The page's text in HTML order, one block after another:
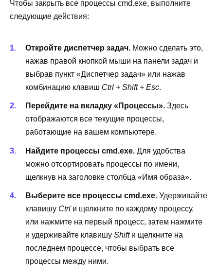
Чтобы закрыть все процессы cmd.exe, выполните
следующие действия:
Откройте диспетчер задач. Можно сделать это,
нажав правой кнопкой мыши на панели задач и
выбрав пункт «Диспетчер задач» или нажав
комбинацию клавиш Ctrl + Shift + Esc.
Перейдите на вкладку «Процессы». Здесь
отображаются все текущие процессы,
работающие на вашем компьютере.
Найдите процессы cmd.exe. Для удобства
можно отсортировать процессы по имени,
щелкнув на заголовке столбца «Имя образа».
Выберите все процессы cmd.exe. Удерживайте
клавишу Ctrl и щелкните по каждому процессу,
или нажмите на первый процесс, затем нажмите
и удерживайте клавишу Shiftи щелкните на
последнем процессе, чтобы выбрать все
процессы между ними.